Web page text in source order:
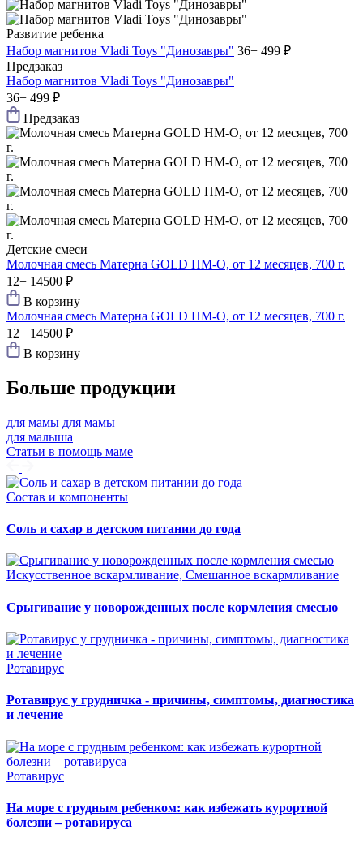
Развитие ребенка
Набор магнитов Vladi Toys "Динозавры" 36+ 499 ₽
Предзаказ
Набор магнитов Vladi Toys "Динозавры"
36+ 499 ₽
Предзаказ
Детские смеси
Молочная смесь Матерна GOLD HM-O, от 12 месяцев, 700 г.
12+ 14500 ₽
В корзину
Молочная смесь Матерна GOLD HM-O, от 12 месяцев, 700 г.
12+ 14500 ₽
В корзину
Больше продукции
для мамы для мамы
для малыша
Статьи в помощь маме
Состав и компоненты
Соль и сахар в детском питании до года
Искусственное вскармливание, Смешанное вскармливание
Срыгивание у новорожденных после кормления смесью
Ротавирус
Ротавирус у грудничка - причины, симптомы, диагностика
и лечение
Ротавирус
На море с грудным ребенком: как избежать курортной
болезни – ротавируса